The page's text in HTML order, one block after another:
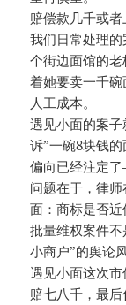
赔偿款几千或
我们日常处理
个街边面馆的
着她要卖一千碗
人工成本。
遇见小面的案
诉”一碗8块钱
偏向已经注定
问题在于，律
面：商标是否
批量维权案件
小商户”的舆论风
遇见小面这次
赔七八千，最后